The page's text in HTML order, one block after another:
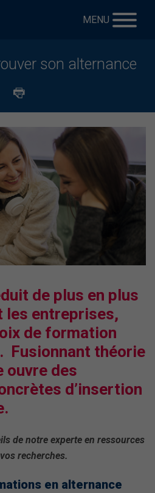
MENU
son alternance
de plus en plus
les entreprises,
de formation
Fusionnant théorie
ouvre des
d’insertion
de notre experte en ressources
recherches.
en alternance